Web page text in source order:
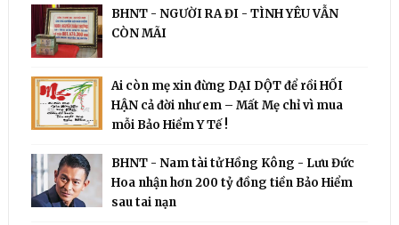
BHNT - NGƯỜI RA ĐI - TÌNH YÊU VẪN
CÒN MÃI
Ai còn mẹ xin đừng DẠI DỘT để rồi HỐI
HẬN cả đời như em – Mất Mẹ chỉ vì mua
mỗi Bảo Hiểm Y Tế !
BHNT - Nam tài tử Hồng Kông - Lưu Đức
Hoa nhận hơn 200 tỷ đồng tiền Bảo Hiểm
sau tai nạn